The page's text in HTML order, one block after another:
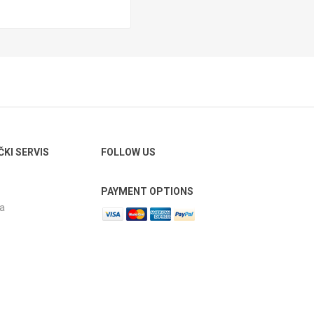
SERVIS FOLLOW US
PAYMENT OPTIONS